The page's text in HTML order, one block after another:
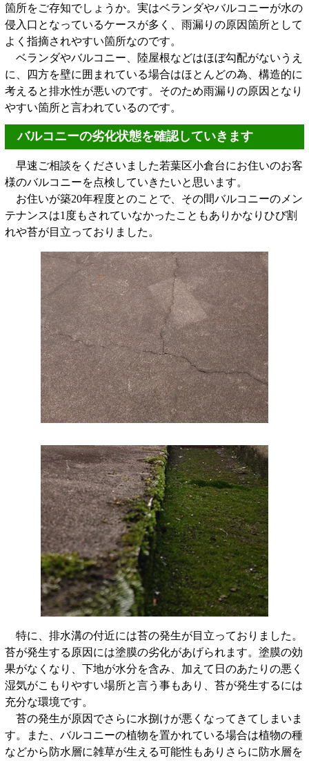
箇所をご存知でしょうか。実はベランダやバルコニーが水の
侵入口となっているケースが多く、雨漏りの原因箇所として
よく指摘されやすい箇所なのです。
ベランダやバルコニー、陸屋根などはほぼ勾配がないうえ
に、四方を壁に囲まれている場合はほとんどの為、構造的に
考えると排水性が悪いのです。そのため雨漏りの原因となり
やすい箇所と言われているのです。
バルコニーの劣化状態を確認していきます
早速ご相談をくださいました若葉区小倉台にお住いのお客
様のバルコニーを点検していきたいと思います。
お住いが築20年程度とのことで、その間バルコニーのメン
テナンスは1度もされていなかったこともありかなりひび割
れや苔が目立っておりました。
特に、排水溝の付近には苔の発生が目立っておりました。
苔が発生する原因には塗膜の劣化があげられます。塗膜の効
果がなくなり、下地が水分を含み、加えて日のあたりの悪く
湿気がこもりやすい場所と言う事もあり、苔が発生するには
充分な環境です。
苔の発生が原因でさらに水捌けが悪くなってきてしまいま
す。また、バルコニーの植物を置かれている場合は植物の種
などから防水層に雑草が生える可能性もありさらに防水層を